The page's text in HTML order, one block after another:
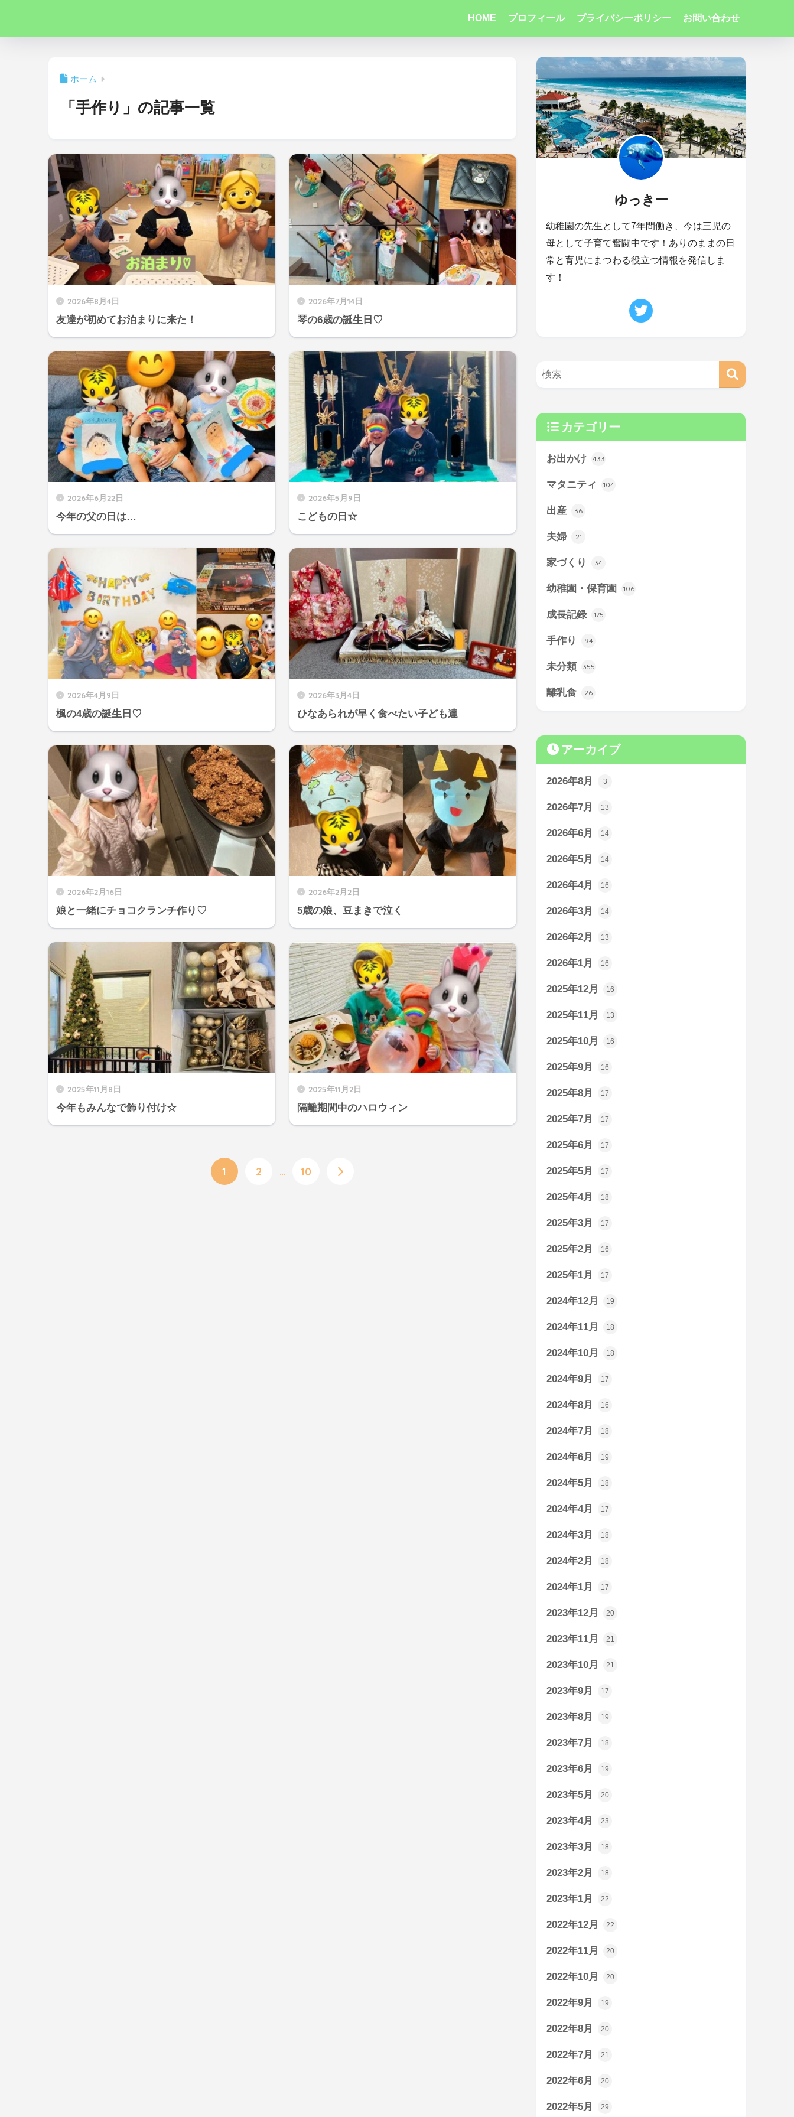
HOME プロフィール プライバシーポリシー お問い合わせ
ホーム
「手作り」の記事一覧
2026年8月4日
友達が初めてお泊まりに来た！
2026年7月14日
琴の6歳の誕生日♡
2026年6月22日
今年の父の日は…
2026年5月9日
こどもの日☆
2026年4月9日
楓の4歳の誕生日♡
2026年3月4日
ひなあられが早く食べたい子ども達
2026年2月16日
娘と一緒にチョコクランチ作り♡
2026年2月2日
5歳の娘、豆まきで泣く
2025年11月8日
今年もみんなで飾り付け☆
2025年11月2日
隔離期間中のハロウィン
1 2 … 10
ゆっきー
幼稚園の先生として7年間働き、今は三児の
母として子育て奮闘中です！ありのままの日
常と育児にまつわる役立つ情報を発信しま
す！
カテゴリー
お出かけ 433
マタニティ 104
出産 36
夫婦 21
家づくり 34
幼稚園・保育園 106
成長記録 175
手作り 94
未分類 355
離乳食 26
アーカイブ
2026年8月 3
2026年7月 13
2026年6月 14
2026年5月 14
2026年4月 16
2026年3月 14
2026年2月 13
2026年1月 16
2025年12月 16
2025年11月 13
2025年10月 16
2025年9月 16
2025年8月 17
2025年7月 17
2025年6月 17
2025年5月 17
2025年4月 18
2025年3月 17
2025年2月 16
2025年1月 17
2024年12月 19
2024年11月 18
2024年10月 18
2024年9月 17
2024年8月 16
2024年7月 18
2024年6月 19
2024年5月 18
2024年4月 17
2024年3月 18
2024年2月 18
2024年1月 17
2023年12月 20
2023年11月 21
2023年10月 21
2023年9月 17
2023年8月 19
2023年7月 18
2023年6月 19
2023年5月 20
2023年4月 23
2023年3月 18
2023年2月 18
2023年1月 22
2022年12月 22
2022年11月 20
2022年10月 20
2022年9月 19
2022年8月 20
2022年7月 21
2022年6月 20
2022年5月 29